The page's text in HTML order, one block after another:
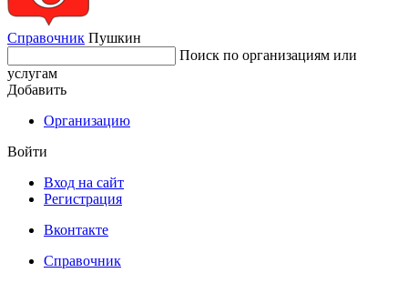
Справочник Пушкин
Поиск по организациям или
услугам
Добавить
Организацию
Войти
Вход на сайт
Регистрация
Вконтакте
Справочник